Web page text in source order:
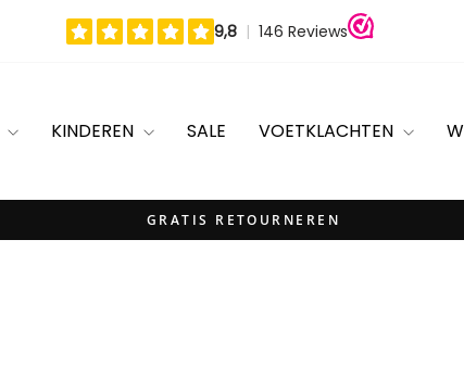
KINDEREN SALE VOETKLACHTEN
Diavoorstelling
GRATIS RETOURNEREN